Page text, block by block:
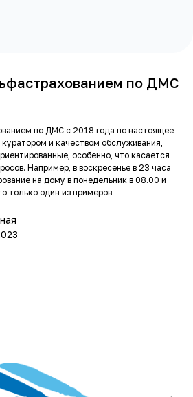
по ДМС
по ДМС с 2018 года по настоящее
и качеством обслуживания,
особенно, что касается
Например, в воскресенье в 23 часа
на дому в понедельник в 08.00 и
только один из примеров